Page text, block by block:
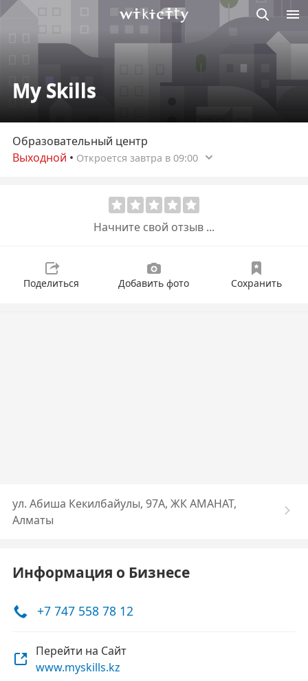
My Skills
Образовательный центр
Выходной • Откроется завтра в 09:00
Начните свой отзыв ...
Поделиться Добавить фото Сохранить
ул. Абиша Кекилбайулы, 97А, ЖК АМАНАТ,
Алматы
Информация о Бизнесе
+7 747 558 78 12
Перейти на Сайт
www.myskills.kz